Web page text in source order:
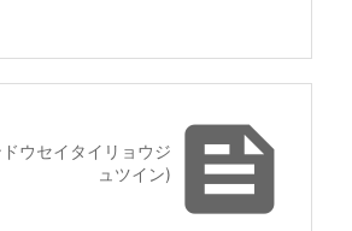

ウセイタイリョウジ
ュツイン)